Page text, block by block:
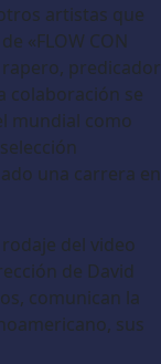
artistas que
«FLOW CON
rapero, predicador
colaboración se
mundial como
una carrera en
del video
de David
comunican la
sus